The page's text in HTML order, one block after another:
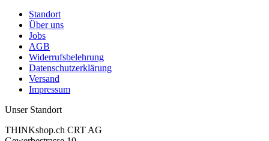
Standort
Über uns
Jobs
AGB
Widerrufsbelehrung
Datenschutzerklärung
Versand
Impressum
Unser Standort
THINKshop.ch CRT AG